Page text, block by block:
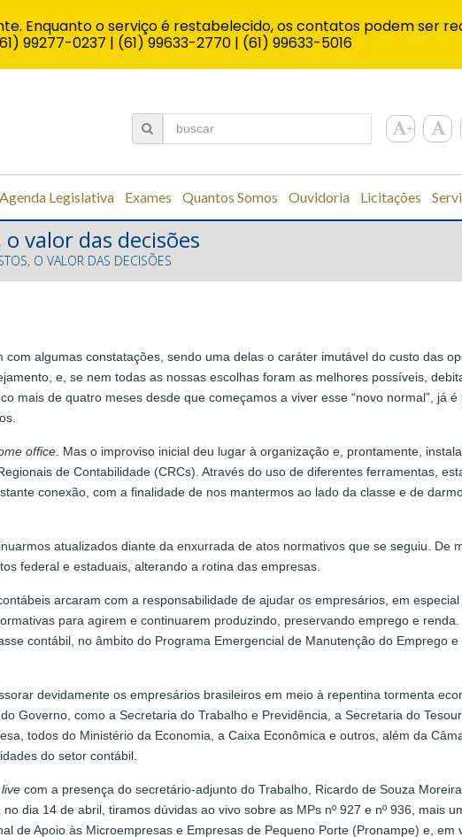
Agenda Legislativa Exames Quantos Somos Ouvidoria Licitações
valor das decisões
O VALOR DAS DECISÕES
algumas constatações, sendo uma delas o caráter imutável do custo das
e, se nem todas as nossas escolhas foram as melhores possíveis,
mais de quatro meses desde que começamos a viver esse “novo normal”, já
office. Mas o improviso inicial deu lugar à organização e, prontamente,
de Contabilidade (CRCs). Através do uso de diferentes ferramentas,
conexão, com a finalidade de nos mantermos ao lado da classe e de
atualizados diante da enxurrada de atos normativos que se seguiu. De
federal e estaduais, alterando a rotina das empresas.
arcaram com a responsabilidade de ajudar os empresários, em
para agirem e continuarem produzindo, preservando emprego e
contábil, no âmbito do Programa Emergencial de Manutenção do Emprego
devidamente os empresários brasileiros em meio à repentina tormenta
Governo, como a Secretaria do Trabalho e Previdência, a Secretaria do
todos do Ministério da Economia, a Caixa Econômica e outros, além da
do setor contábil.
live com a presença do secretário-adjunto do Trabalho, Ricardo de Souza
dia 14 de abril, tiramos dúvidas ao vivo sobre as MPs nº 927 e nº 936, mais
de Apoio às Microempresas e Empresas de Pequeno Porte (Pronampe) e, em
Enquanto o serviço é restabelecido, os contatos podem ser
99277-0237 | (61) 99633-2770 | (61) 99633-5016